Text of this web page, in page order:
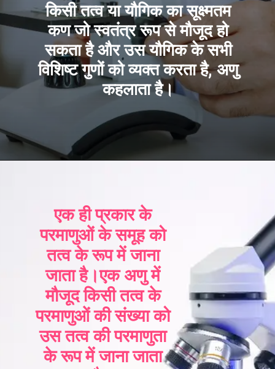
किसी तत्व या यौगिक का सूक्ष्मतम
कण जो स्वतंत्र रूप से मौजूद हो
सकता है और उस यौगिक के सभी
विशिष्ट गुणों को व्यक्त करता है, अणु
कहलाता है।
एक ही प्रकार के
परमाणुओं के समूह को
तत्व के रूप में जाना
जाता है।एक अणु में
मौजूद किसी तत्व के
परमाणुओं की संख्या को
उस तत्व की परमाणुता
के रूप में जाना जाता